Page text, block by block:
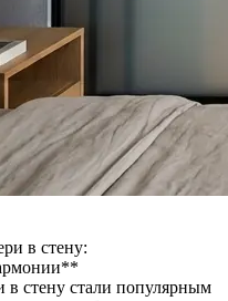
в стену:
стену стали популярным